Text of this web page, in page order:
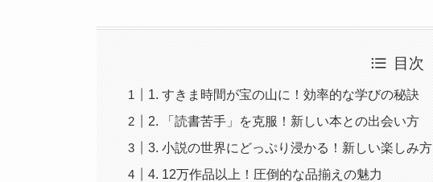
目次
1. すきま時間が宝の山に！効率的な学びの秘訣
2. 「読書苦手」を克服！新しい本との出会い方
3. 小説の世界にどっぷり浸かる！新しい楽しみ方
4. 12万作品以上！圧倒的な品揃えの魅力